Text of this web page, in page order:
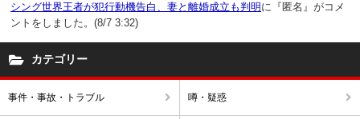
シング世界王者が犯行動機告白、妻と離婚成立も判明 に『匿名』がコメ
ントをしました。(8/7 3:32)
カテゴリー
事件・事故・トラブル 噂・疑惑